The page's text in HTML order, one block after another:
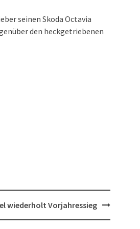
seinen Skoda Octavia
den heckgetriebenen
wiederholt Vorjahressieg